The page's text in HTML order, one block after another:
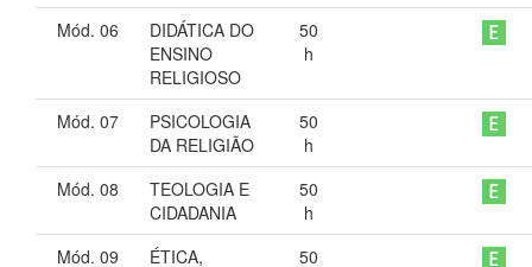
Mód. 06
DIDÁTICA DO
ENSINO
RELIGIOSO
50
h
Mód. 07
PSICOLOGIA
DA RELIGIÃO
50
h
Mód. 08
TEOLOGIA E
CIDADANIA
50
h
Mód. 09
ÉTICA,
50